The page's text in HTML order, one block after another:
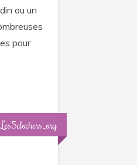
ou un
pour
Les5clochers_org